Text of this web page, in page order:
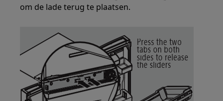
om de lade terug te plaatsen.